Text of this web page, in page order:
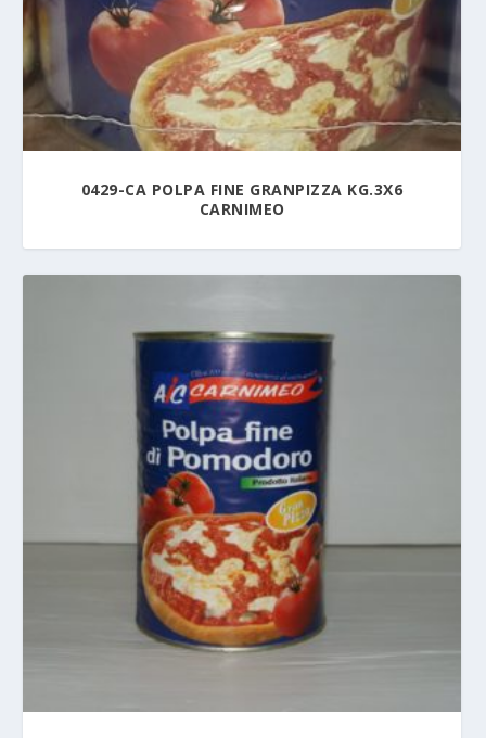
0429-CA POLPA FINE GRANPIZZA KG.3X6
CARNIMEO